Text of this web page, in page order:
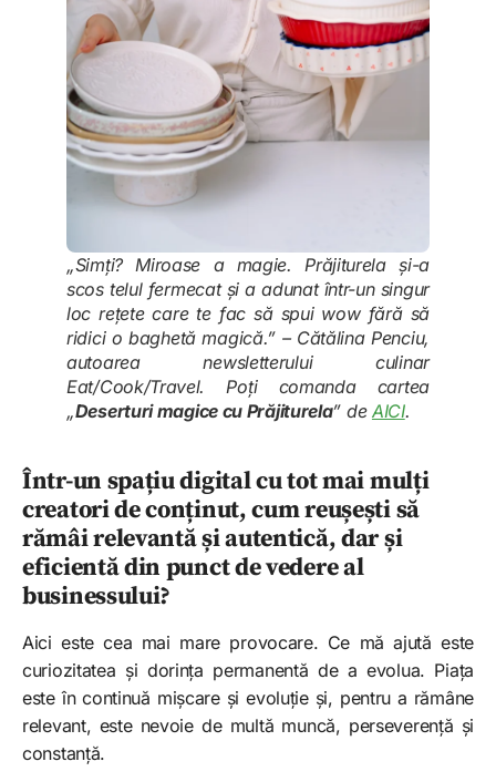
„Simți? Miroase a magie. Prăjiturela și-a
scos telul fermecat și a adunat într-un singur
loc rețete care te fac să spui wow fără să
ridici o baghetă magică.” – Cătălina Penciu,
autoarea newsletterului culinar
Eat/Cook/Travel. Poți comanda cartea
„Deserturi magice cu Prăjiturela” de AICI.
Într-un spațiu digital cu tot mai mulți
creatori de conținut, cum reușești să
rămâi relevantă și autentică, dar și
eficientă din punct de vedere al
businessului?
Aici este cea mai mare provocare. Ce mă ajută este
curiozitatea și dorința permanentă de a evolua. Piața
este în continuă mișcare și evoluție și, pentru a rămâne
relevant, este nevoie de multă muncă, perseverență și
constanță.